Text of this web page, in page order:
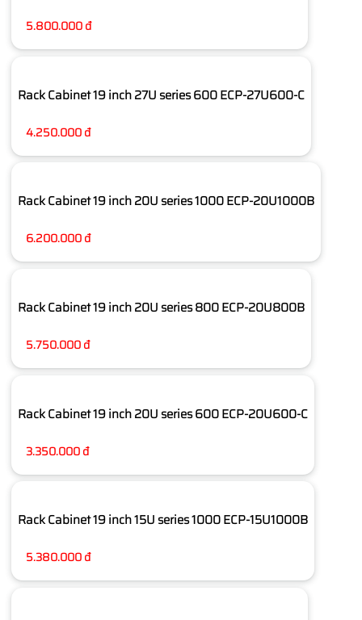
5.800.000 đ
Rack Cabinet 19 inch 27U series 600 ECP-27U600-C
4.250.000 đ
Rack Cabinet 19 inch 20U series 1000 ECP-20U1000B
6.200.000 đ
Rack Cabinet 19 inch 20U series 800 ECP-20U800B
5.750.000 đ
Rack Cabinet 19 inch 20U series 600 ECP-20U600-C
3.350.000 đ
Rack Cabinet 19 inch 15U series 1000 ECP-15U1000B
5.380.000 đ